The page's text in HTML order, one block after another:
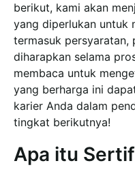
berikut, kami akan
yang diperlukan untuk
termasuk persyaratan,
diharapkan selama
membaca untuk
yang berharga ini
karier Anda dalam
tingkat berikutnya!
Apa itu